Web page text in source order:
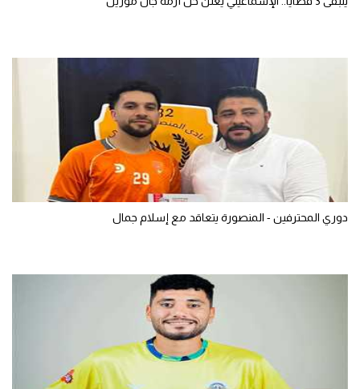
دوري المحترفين - المنصورة يتعاقد مع إسلام جمال